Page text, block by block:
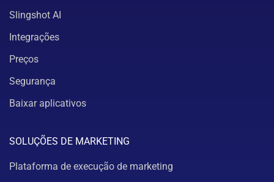
Slingshot AI
Integrações
Preços
Segurança
Baixar aplicativos
SOLUÇÕES DE MARKETING
Plataforma de execução de marketing